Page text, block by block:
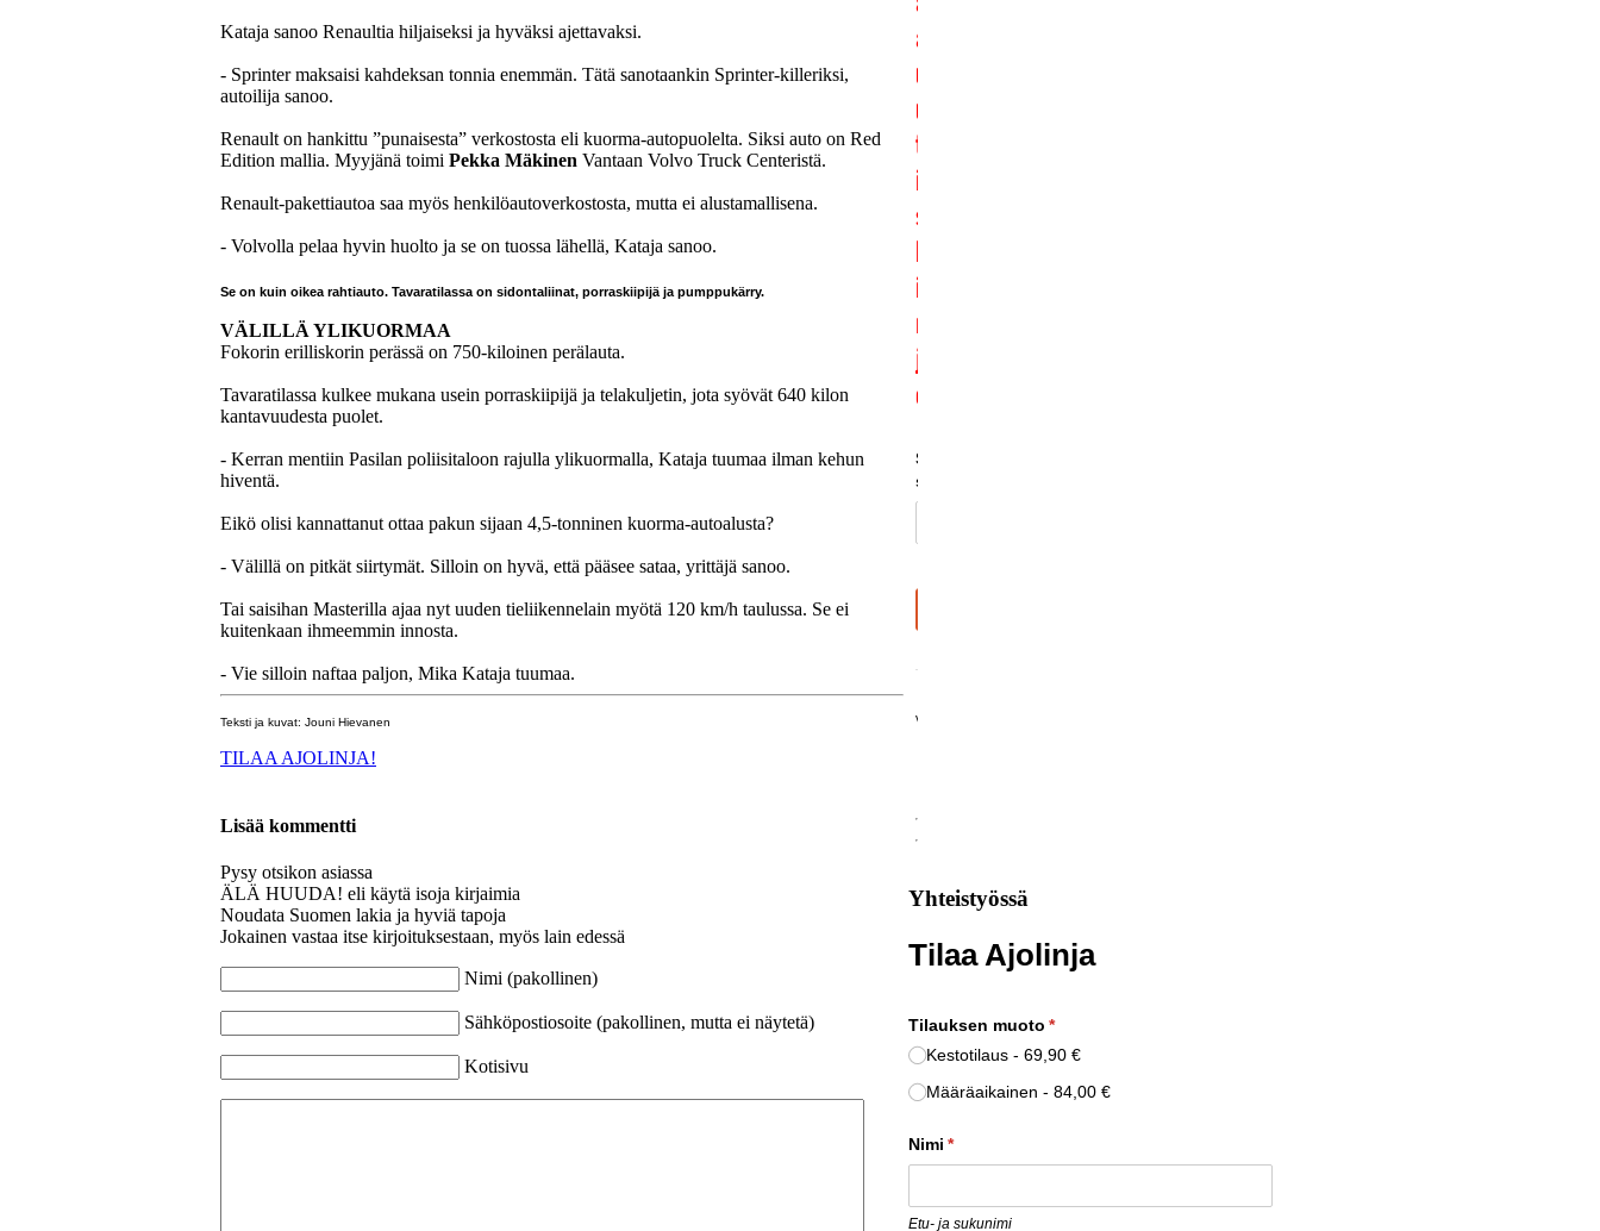
Kataja sanoo Renaultia hiljaiseksi ja hyväksi ajettavaksi.
- Sprinter maksaisi kahdeksan tonnia enemmän. Tätä sanotaankin Sprinter-killeriksi,
autoilija sanoo.
Renault on hankittu ”punaisesta” verkostosta eli kuorma-autopuolelta. Siksi auto on Red
Edition mallia. Myyjänä toimi Pekka Mäkinen Vantaan Volvo Truck Centeristä.
Renault-pakettiautoa saa myös henkilöautoverkostosta, mutta ei alustamallisena.
- Volvolla pelaa hyvin huolto ja se on tuossa lähellä, Kataja sanoo.
Se on kuin oikea rahtiauto. Tavaratilassa on sidontaliinat, porraskiipijä ja pumppukärry.
VÄLILLÄ YLIKUORMAA
Fokorin erilliskorin perässä on 750-kiloinen perälauta.
Tavaratilassa kulkee mukana usein porraskiipijä ja telakuljetin, jota syövät 640 kilon
kantavuudesta puolet.
- Kerran mentiin Pasilan poliisitaloon rajulla ylikuormalla, Kataja tuumaa ilman kehun
hiventä.
Eikö olisi kannattanut ottaa pakun sijaan 4,5-tonninen kuorma-autoalusta?
- Välillä on pitkät siirtymät. Silloin on hyvä, että pääsee sataa, yrittäjä sanoo.
Tai saisihan Masterilla ajaa nyt uuden tieliikennelain myötä 120 km/h taulussa. Se ei
kuitenkaan ihmeemmin innosta.
- Vie silloin naftaa paljon, Mika Kataja tuumaa.
Teksti ja kuvat: Jouni Hievanen
TILAA AJOLINJA!
Lisää kommentti
Pysy otsikon asiassa
ÄLÄ HUUDA! eli käytä isoja kirjaimia
Noudata Suomen lakia ja hyviä tapoja
Jokainen vastaa itse kirjoituksestaan, myös lain edessä
Nimi (pakollinen)
Sähköpostiosoite (pakollinen, mutta ei näytetä)
Kotisivu
Yhteistyössä
Tilaa Ajolinja
Tilauksen muoto *
(pakollinen)
Kestotilaus
69,90 €
Määräaikainen
84,00 €
Nimi *
(pakollinen)
Etu- ja sukunimi